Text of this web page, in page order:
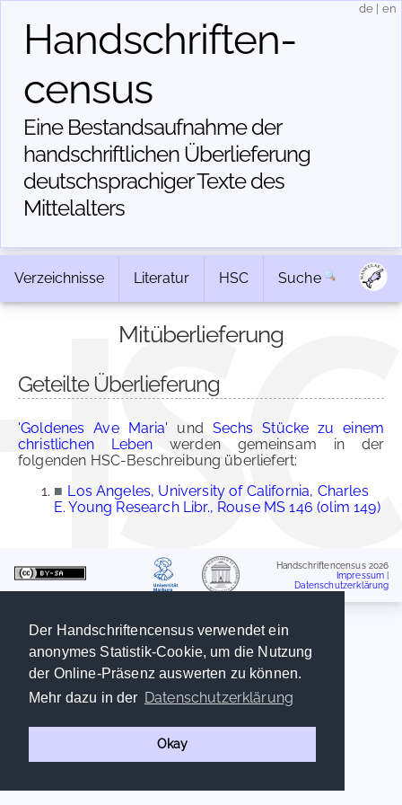
Der Handschriftencensus verwendet ein
anonymes Statistik-Cookie, um die Nutzung
der Online-Präsenz auswerten zu können.
Mehr dazu in der Datenschutzerklärung
Okay
Handschriften­
census
Eine Bestandsaufnahme der
handschriftlichen Über­lieferung
deutschsprachiger Texte des
Mittelalters
de en
Verzeichnisse Literatur HSC Suche
Mitüberlieferung
Geteilte Überlieferung
'Goldenes Ave Maria' und Sechs Stücke zu einem
christlichen Leben werden gemeinsam in der
folgenden HSC-Beschreibung überliefert:
■ Los Angeles, University of California, Charles
E. Young Research Libr., Rouse MS 146 (olim 149)
Handschriftencensus 2026
Impressum
Datenschutzerklärung